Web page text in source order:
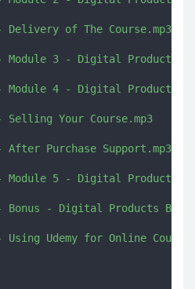
Delivery of The Course.mp3
Module 3 - Digital Products
Module 4 - Digital Products
Selling Your Course.mp3
After Purchase Support.mp3
Module 5 - Digital Products
Bonus - Digital Products
Using Udemy for Online